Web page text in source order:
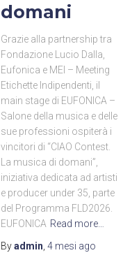
domani
Grazie alla partnership tra
Fondazione Lucio Dalla,
Eufonica e MEI – Meeting
Etichette Indipendenti, il
main stage di EUFONICA –
Salone della musica e delle
sue professioni ospiterà i
vincitori di “CIAO Contest.
La musica di domani”,
iniziativa dedicata ad artisti
e producer under 35, parte
del Programma FLD2026.
EUFONICA Read more…
Byadmin 4 mesi ago